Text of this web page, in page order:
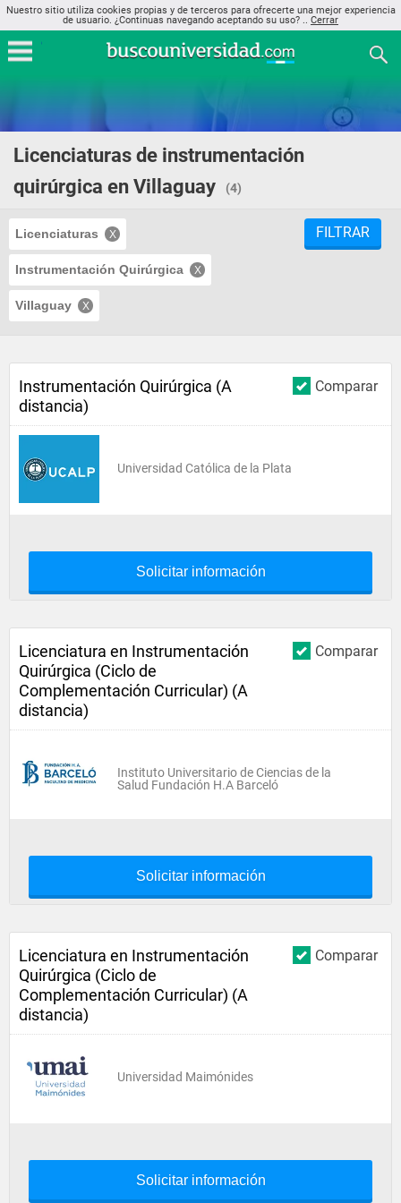
Nuestro sitio utiliza cookies propias y de terceros para ofrecerte una mejor experiencia
de usuario. ¿Continuas navegando aceptando su uso? .. Cerrar
Licenciaturas de instrumentación
quirúrgica en Villaguay
(4)
Licenciaturas
Instrumentación Quirúrgica
Villaguay
FILTRAR
Comparar
Instrumentación Quirúrgica (A
distancia)
Universidad Católica de la Plata
Solicitar información
Comparar
Licenciatura en Instrumentación
Quirúrgica (Ciclo de
Complementación Curricular) (A
distancia)
Instituto Universitario de Ciencias de la
Salud Fundación H.A Barceló
Solicitar información
Comparar
Licenciatura en Instrumentación
Quirúrgica (Ciclo de
Complementación Curricular) (A
distancia)
Universidad Maimónides
Solicitar información